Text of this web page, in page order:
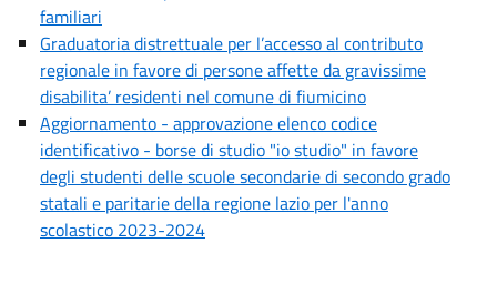
familiari
Graduatoria distrettuale per l’accesso al contributo
regionale in favore di persone affette da gravissime
disabilita’ residenti nel comune di fiumicino
Aggiornamento - approvazione elenco codice
identificativo - borse di studio "io studio" in favore
degli studenti delle scuole secondarie di secondo grado
statali e paritarie della regione lazio per l'anno
scolastico 2023-2024